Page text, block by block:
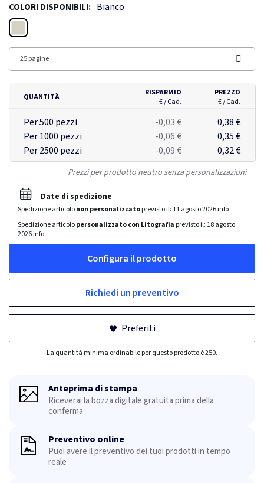
COLORI DISPONIBILI: Bianco
25 pagine
QUANTITÀ
RISPARMIO
€ / Cad.
PREZZO
€ / Cad.
Per 500 pezzi -0,03 €
0,38 €
Per 1000 pezzi
-0,06 €
0,35 €
Per 2500 pezzi
-0,09 € 0,32 €
Prezzi per prodotto neutro senza personalizzazioni
Date di spedizione
Spedizione articolonon personalizzatoprevisto il: 11 agosto 2026info
Spedizione articolopersonalizzato con Litografia previsto il: 18 agosto
2026info
Configura il prodotto
Richiedi un preventivo
Preferiti
La quantità minima ordinabile per questo prodotto è 250.
Anteprima di stampa
Riceverai la bozza digitale gratuita prima della
conferma
Preventivo online
Puoi avere il preventivo dei tuoi prodotti in tempo
reale